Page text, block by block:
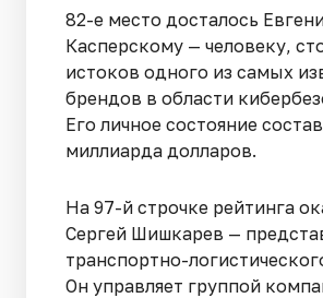
82-е место досталось
Касперскому — человеку,
истоков одного из самых
брендов в области
Его личное состояние
миллиарда долларов.
На 97-й строчке рейтинга
Сергей Шишкарев —
транспортно-
Он управляет группой